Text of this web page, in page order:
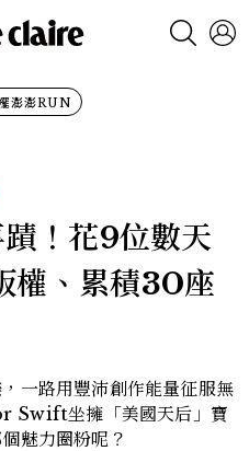
澎澎RUN
！花9位數天
權、累積30座
一路用豐沛創作能量征服無
Swift坐擁「美國天后」寶
魅力圈粉呢？